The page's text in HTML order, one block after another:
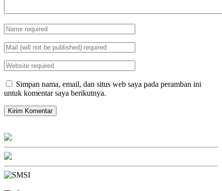
Simpan nama, email, dan situs web saya pada peramban ini
untuk komentar saya berikutnya.